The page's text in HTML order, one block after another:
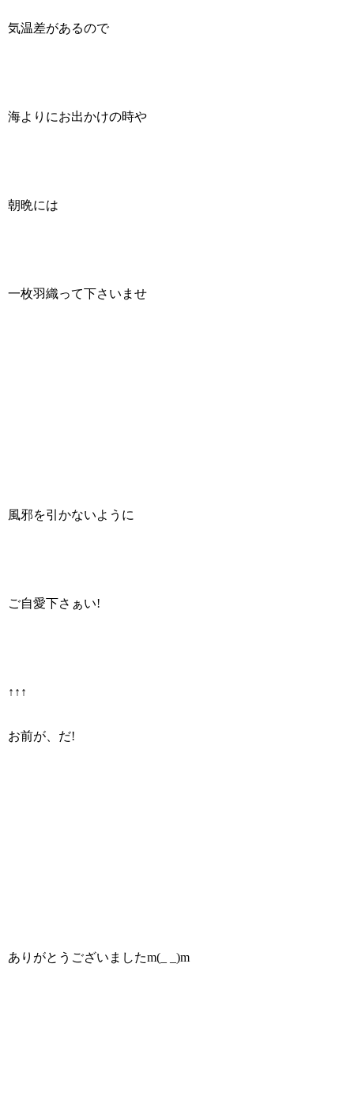
気温差があるので
海よりにお出かけの時や
朝晩には
一枚羽織って下さいませ
風邪を引かないように
ご自愛下さぁい!
↑↑↑
お前が、だ!
ありがとうございましたm(_ _)m